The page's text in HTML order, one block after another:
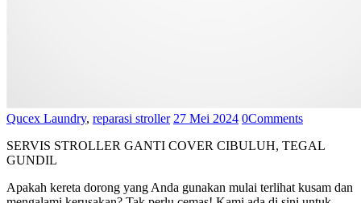
Qucex Laundry, reparasi stroller 27 Mei 2024 0Comments
SERVIS STROLLER GANTI COVER CIBULUH, TEGAL
GUNDIL
Apakah kereta dorong yang Anda gunakan mulai terlihat kusam dan